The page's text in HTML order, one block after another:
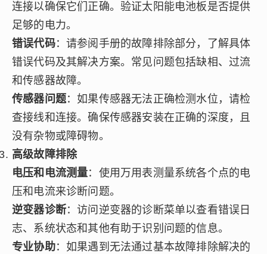
连接以确保它们正确。验证太阳能电池板是否提供
足够的电力。
错误代码：请参阅手册的故障排除部分，了解具体
错误代码及其解决方案。常见问题包括缺相、过流
和传感器故障。
传感器问题：如果传感器无法正确检测水位，请检
查接线和连接。确保传感器安装在正确的深度，且
没有杂物或障碍物。
高级故障排除
电压和电流测量：使用万用表测量系统各个点的电
压和电流来诊断问题。
逆变器诊断：访问逆变器的诊断菜单以查看错误日
志、系统状态和其他有助于识别问题的信息。
专业协助：如果遇到无法通过基本故障排除解决的